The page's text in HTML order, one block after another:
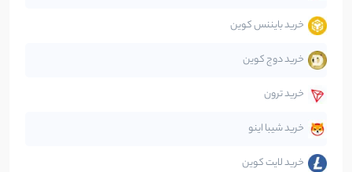
صرافی‌ها
قانون‌گذاری
متاورس
خرید بایننس کوین
خرید دوج کوین
خرید ترون
خرید شیبا اینو
خرید لایت کوین